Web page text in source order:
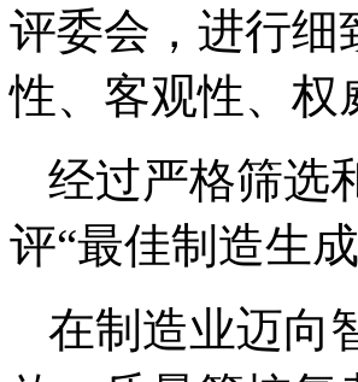
评委会，进行细
性、客观性、权
经过严格筛选
评“最佳制造生
在制造业迈向